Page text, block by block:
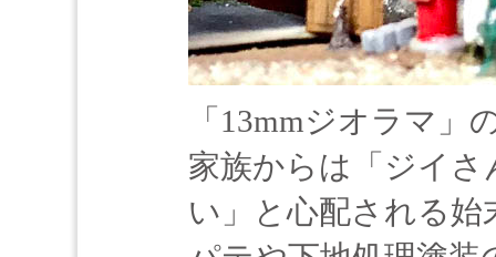
「13mmジオラマ」
家族からは「ジイ
い」と心配される始